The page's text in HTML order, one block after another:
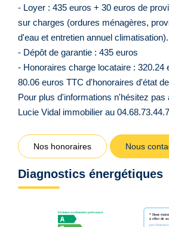
- Loyer : 435 euros + 30 euros de
sur charges (ordures ménagères,
d'eau et entretien annuel climatisation).
- Dépôt de garantie : 435 euros
- Honoraires charge locataire : 320.24
80.06 euros TTC d'honoraires d'état
Pour plus d'informations n'hésitez pas
Lucie Vidal immobilier au
Nos honoraires Nous
Diagnostics énergétiques